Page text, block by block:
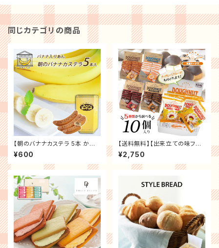
同じカテゴリの商品
【朝のバナナカステラ 5本 かわ
いいギフトボックス入り】 バナナ
ピューレ入り白餡 バナナ カステ
ラ 洋菓子 カステラ お菓子 おや
ゼント 贈り物 お祝い お礼 リマ
¥600
【送料無料】【出来立ての味フロ
ーズン ドーナツ】単品10個セッ
ト ポンデドーナツ チョコ ホワイ
トグレーズ きなこチョコ ザクザ
ルドファッションチョコ まとめ買
い 手土産 お祝い 贈り物 お礼
ギフト
¥2,750